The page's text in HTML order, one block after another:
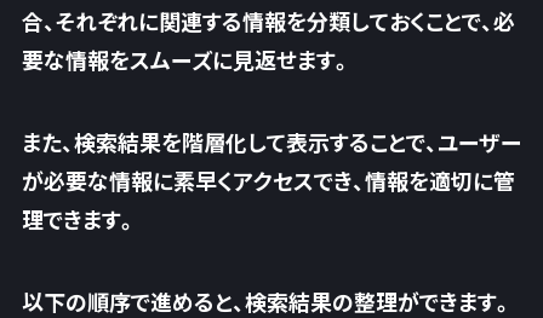
合、それぞれに関連する情報を分類しておくことで、必
要な情報をスムーズに見返せます。
また、検索結果を階層化して表示することで、ユーザー
が必要な情報に素早くアクセスでき、情報を適切に管
理できます。
以下の順序で進めると、検索結果の整理ができます。